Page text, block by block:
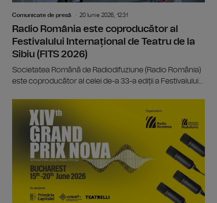
Comunicate de presă 20 Iunie 2026, 12:31
Radio România este coproducător al
Festivalului Internațional de Teatru de la
Sibiu (FITS 2026)
Societatea Română de Radiodifuziune (Radio România)
este coproducător al celei de-a 33-a ediții a Festivalului...